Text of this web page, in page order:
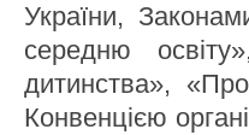
України,
середню
дитинства», «Про
Конвенцією